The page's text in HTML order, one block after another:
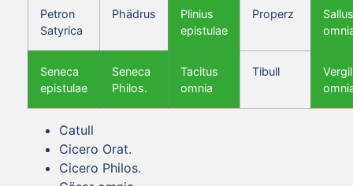
Petron
Satyrica
Phädrus
Plinius
epistulae
Properz
Seneca
epistulae
Seneca
Philos.
Tacitus
omnia
Tibull
Vergil
Catull
Cicero Orat.
Cicero Philos.